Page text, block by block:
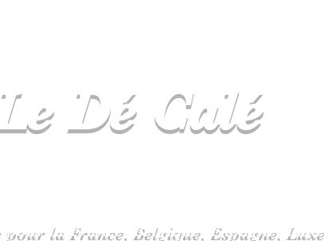
DéCalé
la France, Belgique, Espagne,